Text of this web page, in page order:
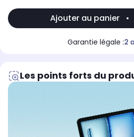
Ajouter au panier •
Garantie légale :2
Les points forts du